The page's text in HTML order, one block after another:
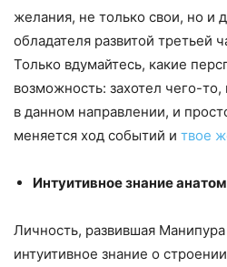
желания, не только свои, но и
обладателя развитой третьей
Только вдумайтесь, какие
возможность: захотел чего-
в данном направлении, и
меняется ход событий и твое
Интуитивное знание
Личность, развившая
интуитивное знание о